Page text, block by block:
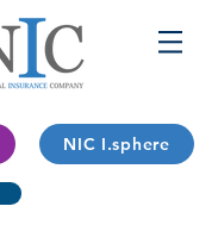
NIC I.sphere